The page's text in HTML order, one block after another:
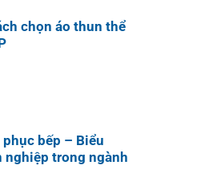
chọn áo thun thể
bếp – Biểu
nghiệp trong ngành